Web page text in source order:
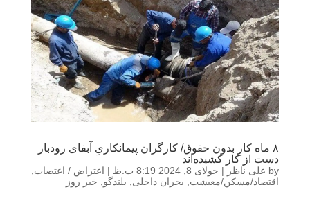
۸ ماه کارِ بدون حقوق/ کارگران پیمانکاریِ آبفای رودبار
دست از کار کشیده‌اند
by علی ناظر | جولای 8, 2024 8:19 ب.ظ | اعتراض / اعتصاب,
اقتصاد/مسکن/معیشت, بحران داخلی, بلندگو, خبر روز